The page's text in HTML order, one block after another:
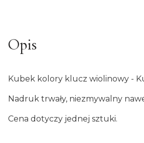
Opis
Kubek kolory klucz wiolinowy -
Nadruk trwały, niezmywalny
Cena dotyczy jednej sztuki.